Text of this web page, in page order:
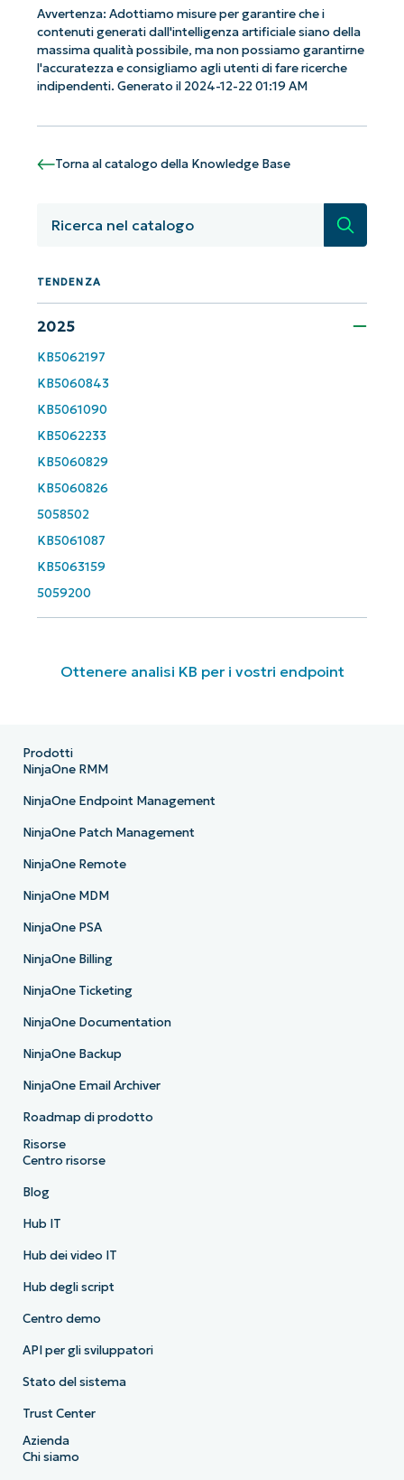
Avvertenza: Adottiamo misure per garantire che i
contenuti generati dall'intelligenza artificiale siano della
massima qualità possibile, ma non possiamo garantirne
l'accuratezza e consigliamo agli utenti di fare ricerche
indipendenti. Generato il 2024-12-22 01:19 AM
Torna al catalogo della Knowledge Base
Ricerca
TENDENZA
2025
KB5062197
KB5060843
KB5061090
KB5062233
KB5060829
KB5060826
5058502
KB5061087
KB5063159
5059200
Ottenere analisi KB per i vostri endpoint
Iniziate con le analisi KB guidate
dall'AI di NinjaOne!
Non è richiesta alcuna carta di credito e si ha
First
name*
Paese
Company
name*
Prodotti
NinjaOne RMM
NinjaOne Endpoint Management
NinjaOne Patch Management
NinjaOne Remote
NinjaOne MDM
NinjaOne PSA
NinjaOne Billing
NinjaOne Ticketing
NinjaOne Documentation
NinjaOne Backup
NinjaOne Email Archiver
Roadmap di prodotto
Risorse
Centro risorse
Blog
Hub IT
Hub dei video IT
Hub degli script
Centro demo
API per gli sviluppatori
Stato del sistema
Trust Center
Azienda
Chi siamo